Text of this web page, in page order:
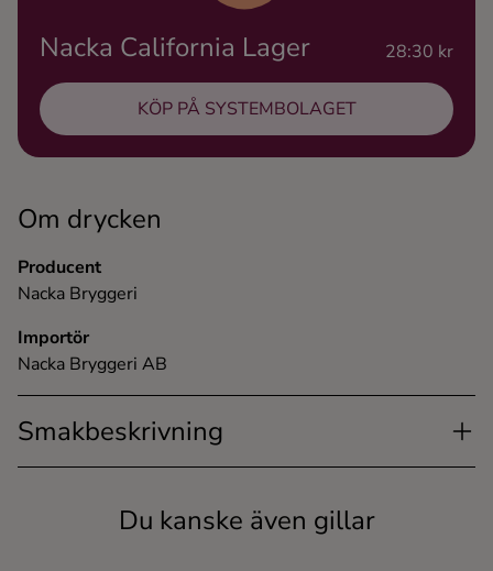
Om drycken
Producent
Nacka Bryggeri
Importör
Nacka Bryggeri AB
Smakbeskrivning
Nacka California Lager 28:30 kr
KÖP PÅ SYSTEMBOLAGET
Du kanske även gillar